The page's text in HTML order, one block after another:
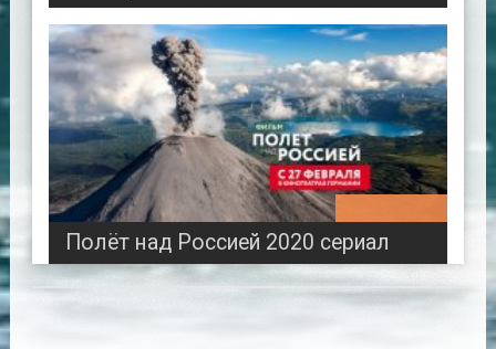
Полёт над Россией 2020 сериал